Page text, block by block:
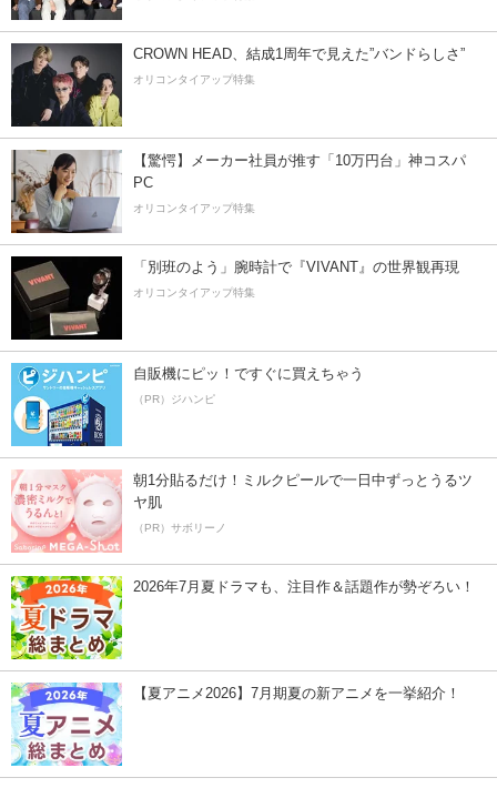
CROWN HEAD、結成1周年で見えた”バンドらしさ”
オリコンタイアップ特集
【驚愕】メーカー社員が推す「10万円台」神コスパ
PC
オリコンタイアップ特集
「別班のよう」腕時計で『VIVANT』の世界観再現
オリコンタイアップ特集
自販機にピッ！ですぐに買えちゃう
（PR）ジハンピ
朝1分貼るだけ！ミルクピールで一日中ずっとうるツ
ヤ肌
（PR）サボリーノ
2026年7月夏ドラマも、注目作＆話題作が勢ぞろい！
【夏アニメ2026】7月期夏の新アニメを一挙紹介！